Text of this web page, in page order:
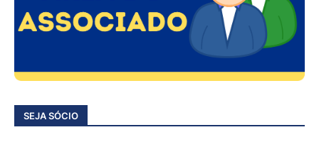
SEJA SÓCIO